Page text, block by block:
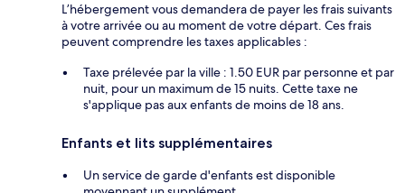
L’hébergement vous demandera de payer les frais suivants
à votre arrivée ou au moment de votre départ. Ces frais
peuvent comprendre les taxes applicables :
Taxe prélevée par la ville : 1.50 EUR par personne et par
nuit, pour un maximum de 15 nuits. Cette taxe ne
s'applique pas aux enfants de moins de 18 ans.
Enfants et lits supplémentaires
Un service de garde d'enfants est disponible